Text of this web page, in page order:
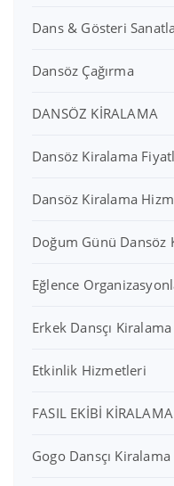
Dans & Gösteri
Dansöz Çağırma
DANSÖZ KİRALAMA
Dansöz Kiralama
Dansöz Kiralama
Doğum Günü Dansöz
Eğlence
Erkek Dansçı
Etkinlik Hizmetleri
FASIL EKİBİ KİRALAMA
Gogo Dansçı Kiralama